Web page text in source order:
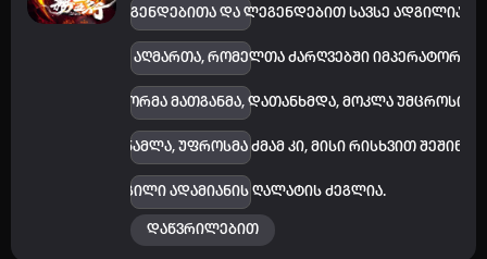
ავტორიზაცია
არ გაქვს ექაუნთი?დარეგისტრირდი
ან
მომხმარებელი:
პაროლი: დაგავიწყდა პაროლი?
ბორცვი ლეგენდებითა და ლეგენდებით სავსე ადგილია.
სამმა ძმამ აღმართა, რომელთა ძარღვებში
იყო, რომ ორმა მათგანმა, დათანხმდა, მოკლა
და შუათანა მოწამლა, უფროსმა ძმამ კი, მისი რისხვით
შემდეგ ეს ადგილი ადამიანის ღალატის ძეგლია.
დაწვრილებით